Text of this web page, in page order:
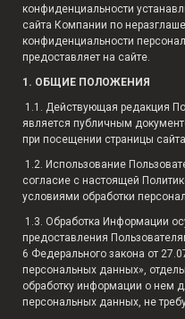
конфиденциальности
сайта Компании по
конфиденциальности
предоставляет на сайте.
1. ОБЩИЕ ПОЛОЖЕНИЯ
1.1. Действующая редакция
является публичным
при посещении страницы
1.2. Использование
согласие с настоящей
условиями обработки
1.3. Обработка Информации
предоставления
6 Федерального закона от
персональных данных»,
обработку информации о нем
персональных данных, не